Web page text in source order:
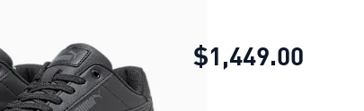
$1,449.00